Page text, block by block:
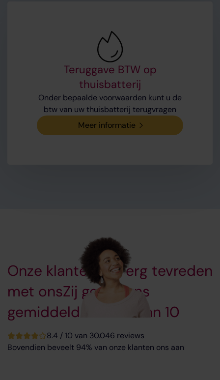
Teruggave BTW op
thuisbatterij
Onder bepaalde voorwaarden kunt u de
btw van uw thuisbatterij terugvragen
Meer informatie
Onze klanten zijn erg tevreden
met onsZij geven ons
gemiddeld een 8.4 van 10
8.4 / 10 van 30.046 reviews
Bovendien beveelt 94% van onze klanten ons aan